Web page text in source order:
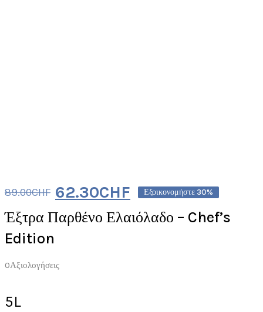
89.00CHF 62.30CHF Εξοικονομήστε 30%
Έξτρα Παρθένο Ελαιόλαδο – Chef’s
Edition
0Αξιολογήσεις
5L